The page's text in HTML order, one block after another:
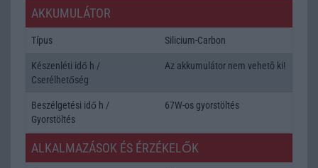
AKKUMULÁTOR
Típus Silicium-Carbon
Készenléti idő h /
Cserélhetőség
Az akkumulátor nem vehetõ ki!
Beszélgetési idő h /
Gyorstöltés
67W-os gyorstöltés
ALKALMAZÁSOK ÉS ÉRZÉKELŐK